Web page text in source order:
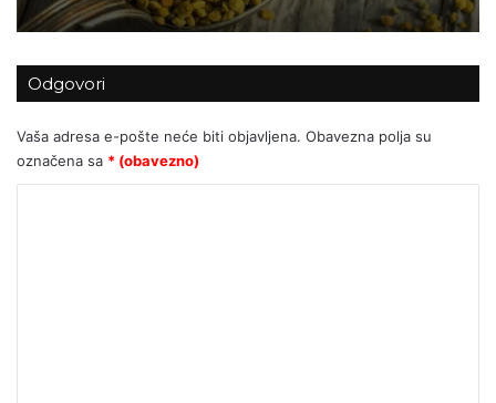
Odgovori
Vaša adresa e-pošte neće biti objavljena. Obavezna polja su
označena sa * (obavezno)